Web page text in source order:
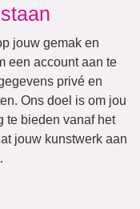
jouw gemak en
een account aan te
privé en
Ons doel is om jou
te bieden vanaf het
jouw kunstwerk aan